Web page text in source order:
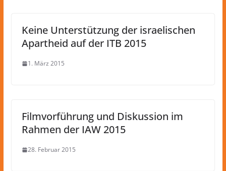
Keine Unterstützung der israelischen
Apartheid auf der ITB 2015
1. März 2015
Filmvorführung und Diskussion im
Rahmen der IAW 2015
28. Februar 2015